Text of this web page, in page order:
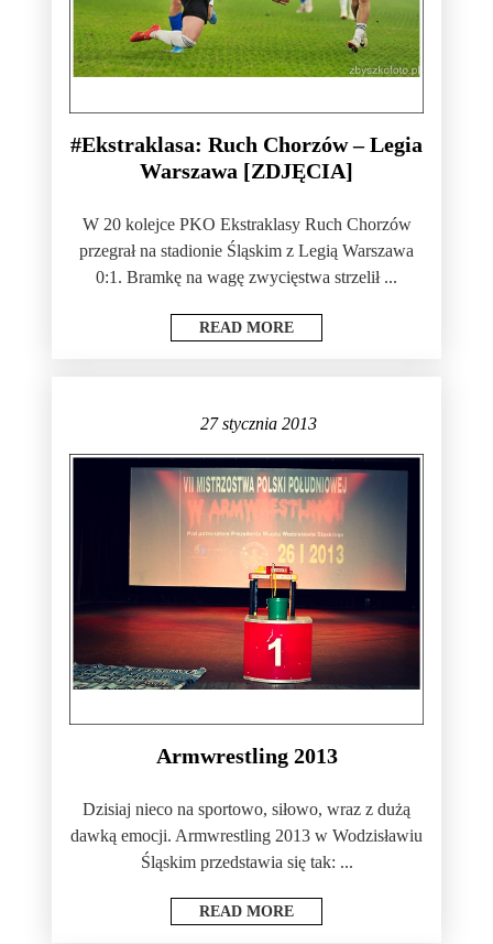
#Ekstraklasa: Ruch Chorzów – Legia
Warszawa [ZDJĘCIA]
W 20 kolejce PKO Ekstraklasy Ruch Chorzów
przegrał na stadionie Śląskim z Legią Warszawa
0:1. Bramkę na wagę zwycięstwa strzelił ...
READ MORE
27 stycznia 2013
Armwrestling 2013
Dzisiaj nieco na sportowo, siłowo, wraz z dużą
dawką emocji. Armwrestling 2013 w Wodzisławiu
Śląskim przedstawia się tak: ...
READ MORE